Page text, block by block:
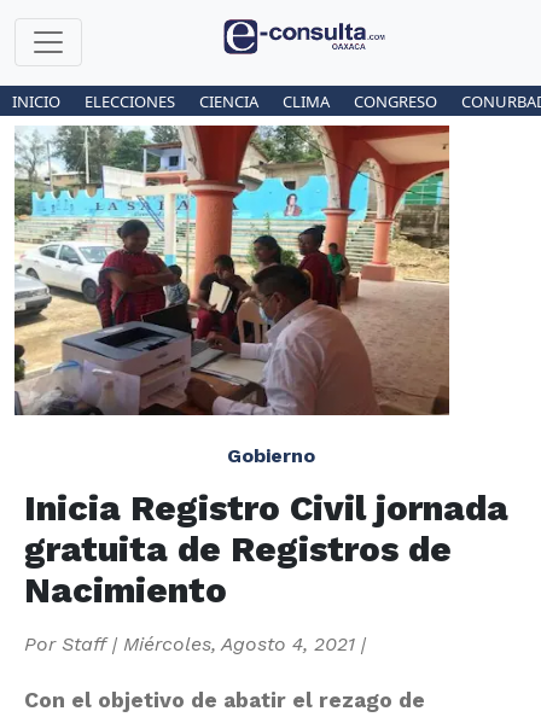
INICIO ELECCIONES CIENCIA CLIMA CONGRESO
Gobierno
Inicia Registro Civil jornada
gratuita de Registros de
Nacimiento
Por Staff| Miércoles, Agosto 4, 2021 |
Con el objetivo de abatir el rezago de